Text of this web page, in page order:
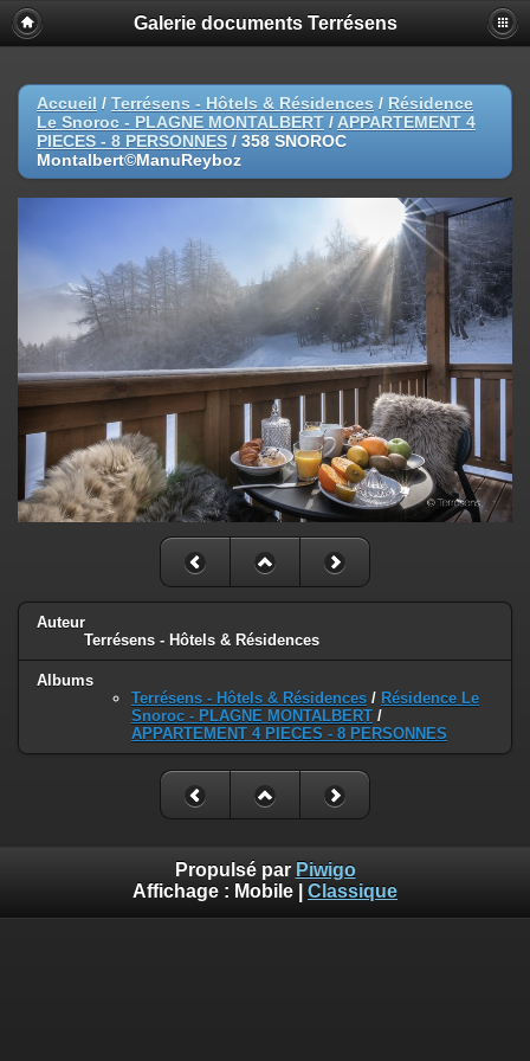
Galerie documents Terrésens
Accueil / Terrésens - Hôtels & Résidences / Résidence
Le Snoroc - PLAGNE MONTALBERT / APPARTEMENT 4
PIECES - 8 PERSONNES / 358 SNOROC
Montalbert©ManuReyboz
Auteur
Terrésens - Hôtels & Résidences
Albums
Terrésens - Hôtels & Résidences / Résidence Le
Snoroc - PLAGNE MONTALBERT /
APPARTEMENT 4 PIECES - 8 PERSONNES
Propulsé par Piwigo
Affichage : Mobile Classique